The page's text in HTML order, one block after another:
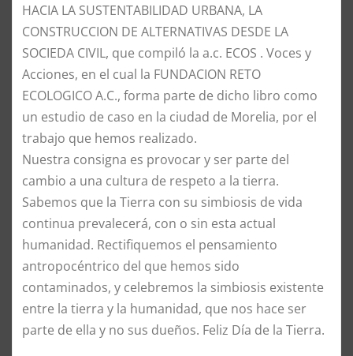
HACIA LA SUSTENTABILIDAD URBANA, LA
CONSTRUCCION DE ALTERNATIVAS DESDE LA
SOCIEDA CIVIL, que compiló la a.c. ECOS . Voces y
Acciones, en el cual la FUNDACION RETO
ECOLOGICO A.C., forma parte de dicho libro como
un estudio de caso en la ciudad de Morelia, por el
trabajo que hemos realizado.
Nuestra consigna es provocar y ser parte del
cambio a una cultura de respeto a la tierra.
Sabemos que la Tierra con su simbiosis de vida
continua prevalecerá, con o sin esta actual
humanidad. Rectifiquemos el pensamiento
antropocéntrico del que hemos sido
contaminados, y celebremos la simbiosis existente
entre la tierra y la humanidad, que nos hace ser
parte de ella y no sus dueños. Feliz Día de la Tierra.